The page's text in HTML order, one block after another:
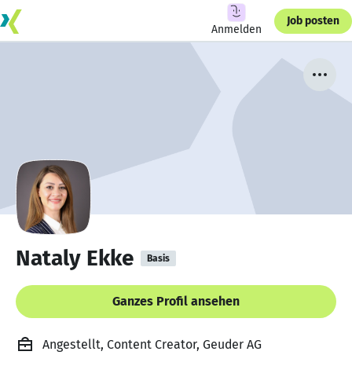
Anmelden
Job posten
Nataly Ekke Basis
Ganzes Profil ansehen
Angestellt, Content Creator, Geuder AG